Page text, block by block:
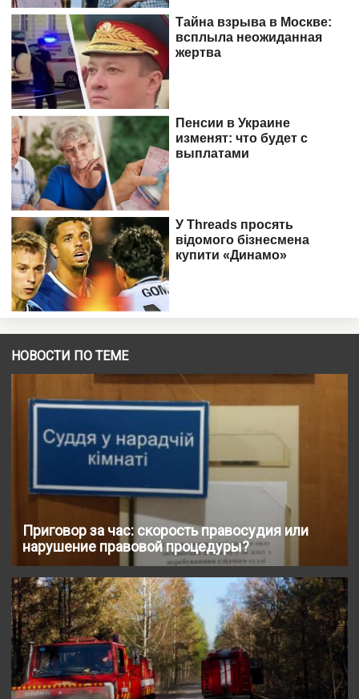
НОВОСТИ ПО ТЕМЕ
Приговор за час: скорость правосудия или
нарушение правовой процедуры?